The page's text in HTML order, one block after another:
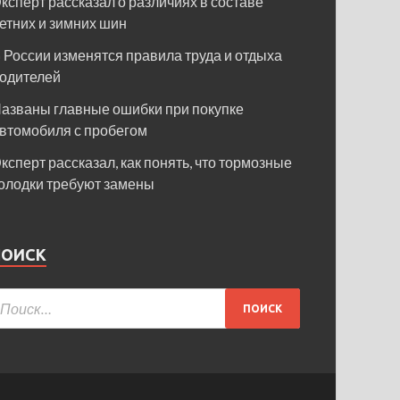
и зимних шин
России изменятся правила труда и отдыха
главные ошибки при покупке
с пробегом
рассказал, как понять, что тормозные
требуют замены